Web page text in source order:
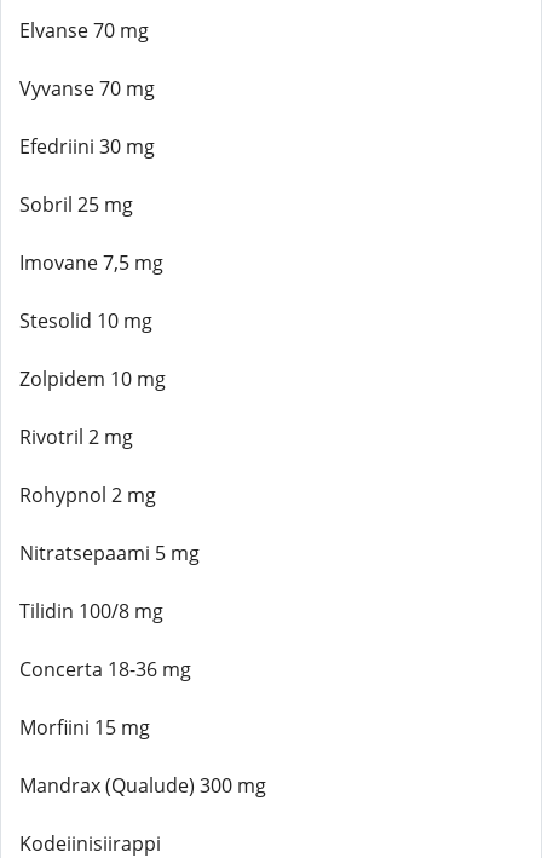
Elvanse 70 mg
Vyvanse 70 mg
Efedriini 30 mg
Sobril 25 mg
Imovane 7,5 mg
Stesolid 10 mg
Zolpidem 10 mg
Rivotril 2 mg
Rohypnol 2 mg
Nitratsepaami 5 mg
Tilidin 100/8 mg
Concerta 18-36 mg
Morfiini 15 mg
Mandrax (Qualude) 300 mg
Kodeiinisiirappi